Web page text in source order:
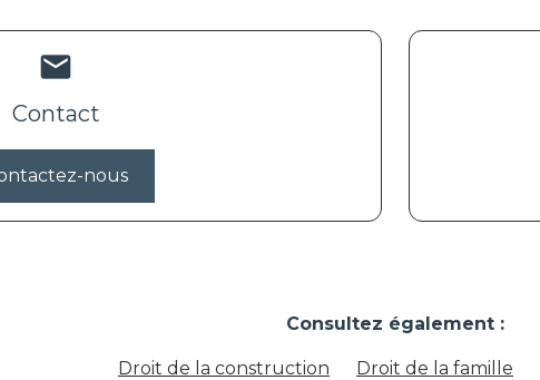
mail
Contact
nous
Consultez également :
Droit de la construction Droit de la famille